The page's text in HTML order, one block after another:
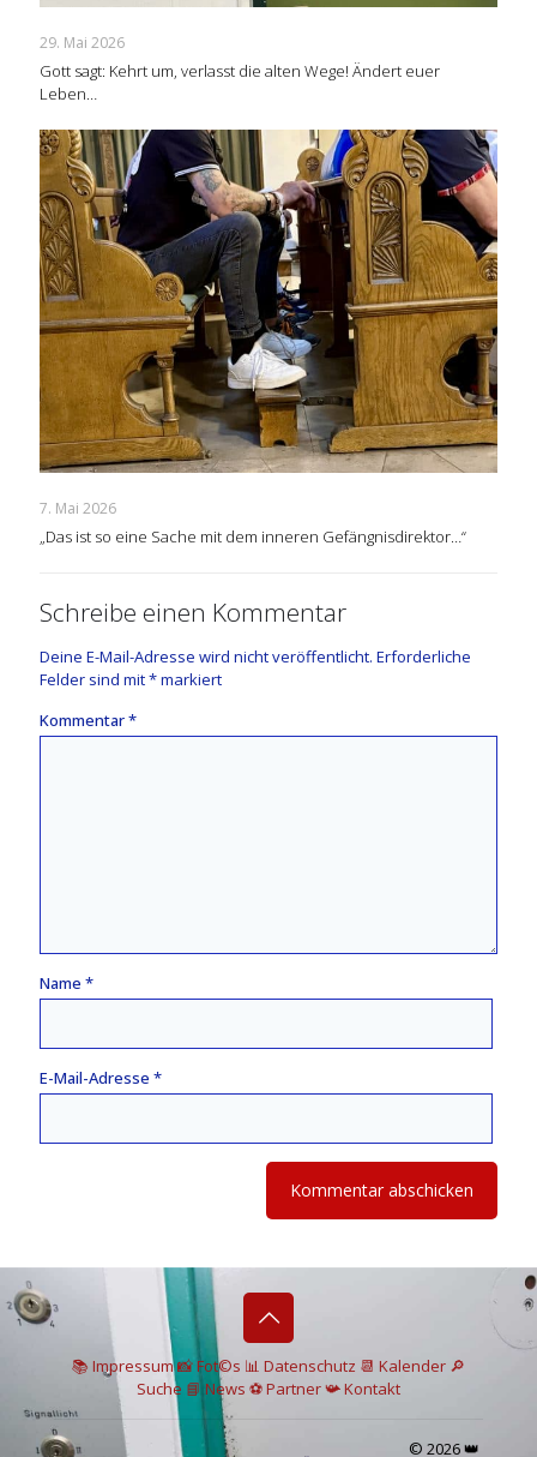
29. Mai 2026
Gott sagt: Kehrt um, verlasst die alten Wege! Ändert euer
Leben…
7. Mai 2026
„Das ist so eine Sache mit dem inneren Gefängnisdirektor…“
Schreibe einen Kommentar
Deine E-Mail-Adresse wird nicht veröffentlicht. Erforderliche
Felder sind mit*markiert
Kommentar*
Name *
E-Mail-Adresse *
📚 Impressum📸Fot©s 📊 Datenschutz 📆 Kalender 🔎
Suche 📘 News ⚽Partner📯Kontakt
© 2026 👑